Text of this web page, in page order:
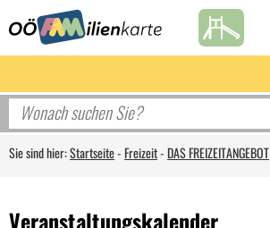
Sie sind hier:Startseite-Freizeit-DAS FREIZEITANGEBOT
Veranstaltungskalender